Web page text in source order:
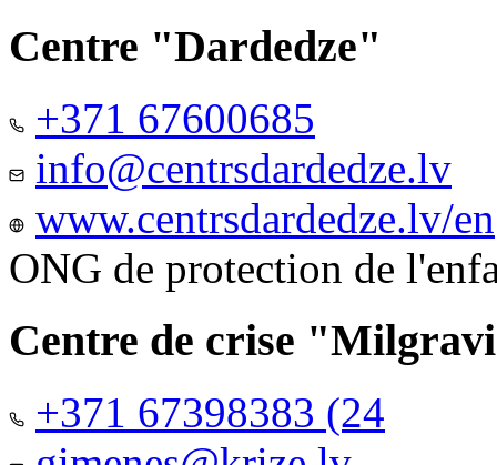
Centre "Dardedze"
+371 67600685
info@centrsdardedze.lv
www.centrsdardedze.lv/en
ONG de protection de
Centre de crise
+371 67398383 (24